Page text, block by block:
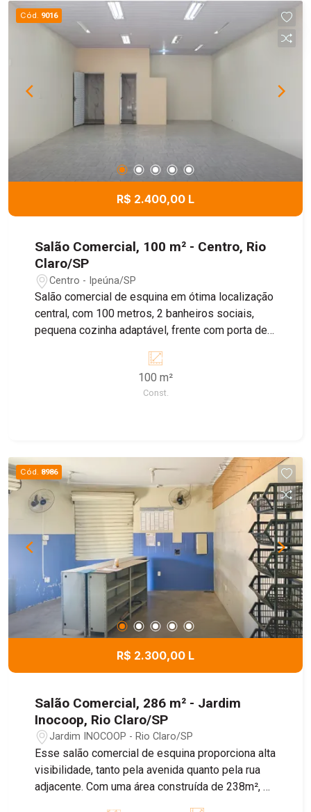
Cód. 9016
R$ 2.400,00 L
Salão Comercial, 100 m² - Centro, Rio
Claro/SP
Centro - Ipeúna/SP
Salão comercial de esquina em ótima localização
central, com 100 metros, 2 banheiros sociais,
pequena cozinha adaptável, frente com porta de
100 m²
Const.
Cód. 8986
R$ 2.300,00 L
Salão Comercial, 286 m² - Jardim
Inocoop, Rio Claro/SP
Jardim INOCOOP - Rio Claro/SP
Esse salão comercial de esquina proporciona alta
visibilidade, tanto pela avenida quanto pela rua
adjacente. Com uma área construída de 238m², o